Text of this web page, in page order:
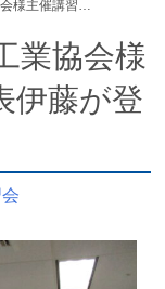
業協会様
伊藤が登